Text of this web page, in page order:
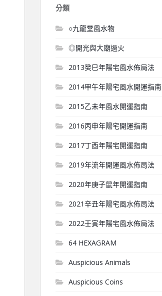
分類
○九龍堂風水物
◎開光與大廟過火
2013癸巳年陽宅風水佈局法
2014甲午年陽宅風水開運指南
2015乙未年風水開運指南
2016丙申年陽宅開運指南
2017丁酉年陽宅開運指南
2019年流年開運風水佈局法
2020年庚子鼠年開運指南
2021辛丑年陽宅風水佈局法
2022壬寅年陽宅風水佈局法
64 HEXAGRAM
Auspicious Animals
Auspicious Coins